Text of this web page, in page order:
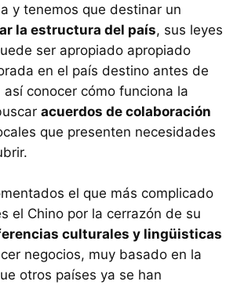
y tenemos que destinar un
la estructura del país, sus leyes
ser apropiado apropiado
en el país destino antes de
conocer cómo funciona la
acuerdos de colaboración
que presenten necesidades
el que más complicado
el Chino por la cerrazón de su
culturales y lingüisticas
negocios, muy basado en la
otros países ya se han